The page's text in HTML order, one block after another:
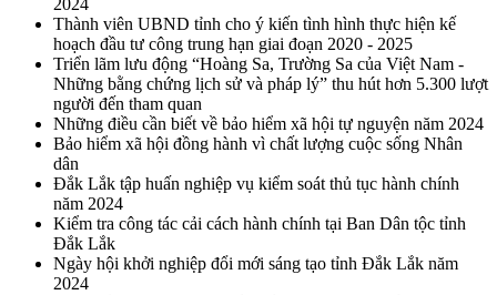
2024
Thành viên UBND tỉnh cho ý kiến tình hình thực hiện kế
hoạch đầu tư công trung hạn giai đoạn 2020 - 2025
Triển lãm lưu động “Hoàng Sa, Trường Sa của Việt Nam -
Những bằng chứng lịch sử và pháp lý” thu hút hơn 5.300 lượt
người đến tham quan
Những điều cần biết về bảo hiểm xã hội tự nguyện năm 2024
Bảo hiểm xã hội đồng hành vì chất lượng cuộc sống Nhân
dân
Đắk Lắk tập huấn nghiệp vụ kiểm soát thủ tục hành chính
năm 2024
Kiểm tra công tác cải cách hành chính tại Ban Dân tộc tỉnh
Đắk Lắk
Ngày hội khởi nghiệp đổi mới sáng tạo tỉnh Đắk Lắk năm
2024